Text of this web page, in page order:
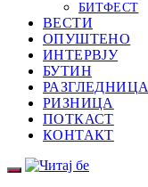
БИТФЕСТ
ВЕСТИ
ОПУШТЕНО
ИНТЕРВЈУ
БУТИН
РАЗГЛЕДНИЦА
РИЗНИЦА
ПОТКАСТ
КОНТАКТ